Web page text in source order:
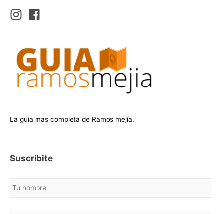
La guia mas completa de Ramos mejía.
Suscribite
o